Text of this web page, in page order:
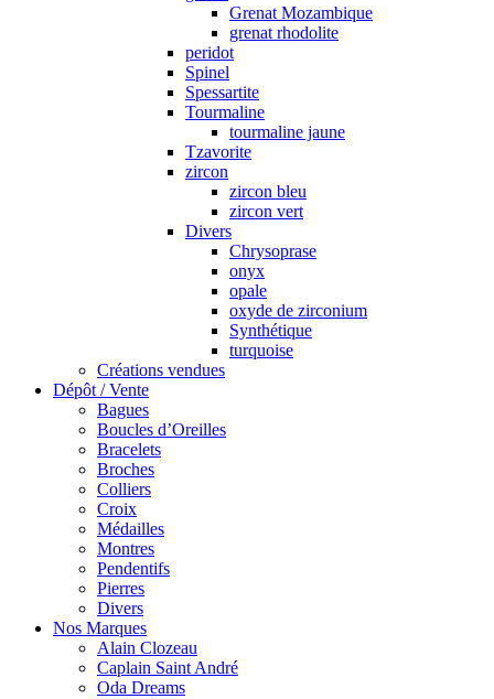
Grenat Mozambique
grenat rhodolite
peridot
Spinel
Spessartite
Tourmaline
tourmaline jaune
Tzavorite
zircon
zircon bleu
zircon vert
Divers
Chrysoprase
onyx
opale
oxyde de zirconium
Synthétique
turquoise
Créations vendues
Dépôt / Vente
Bagues
Boucles d’Oreilles
Bracelets
Broches
Colliers
Croix
Médailles
Montres
Pendentifs
Pierres
Divers
Nos Marques
Alain Clozeau
Caplain Saint André
Oda Dreams